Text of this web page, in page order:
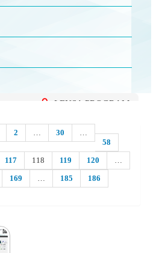
LENSA PROGRAM
2 … 30
…
58
117 118 119 120
…
169 … 185
186